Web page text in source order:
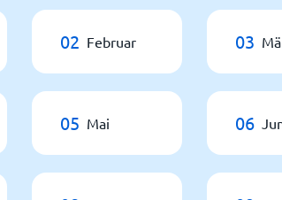
02 Februar 03
05 Mai 06